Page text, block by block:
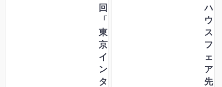
ク
が
登
場
！
日
本
I
N
K
紀
行
典
プ
レ
ゼ
ン
ト
の
回
「
東
京
イ
ン
タ
ハ
ウ
ス
フ
ェ
ア
先